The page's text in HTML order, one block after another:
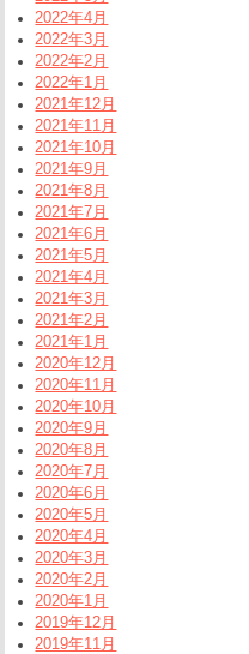
2022年4月
2022年3月
2022年2月
2022年1月
2021年12月
2021年11月
2021年10月
2021年9月
2021年8月
2021年7月
2021年6月
2021年5月
2021年4月
2021年3月
2021年2月
2021年1月
2020年12月
2020年11月
2020年10月
2020年9月
2020年8月
2020年7月
2020年6月
2020年5月
2020年4月
2020年3月
2020年2月
2020年1月
2019年12月
2019年11月